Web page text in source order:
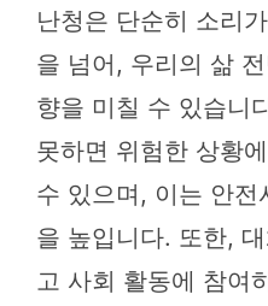
난청은 단순히 소리
을 넘어, 우리의 삶
향을 미칠 수 있습니
못하면 위험한 상황
수 있으며, 이는 안전
을 높입니다. 또한,
고 사회 활동에 참여